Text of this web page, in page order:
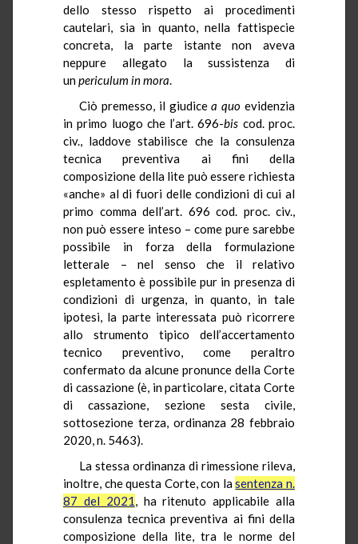
dello stesso rispetto ai procedimenti
cautelari, sia in quanto, nella fattispecie
concreta, la parte istante non aveva
neppure allegato la sussistenza di
unpericulum in mora.
Ciò premesso, il giudicea quo evidenzia
in primo luogo che l’art. 696-bis cod. proc.
civ., laddove stabilisce che la consulenza
tecnica preventiva ai fini della
composizione della lite può essere richiesta
«anche» al di fuori delle condizioni di cui al
primo comma dell’art. 696 cod. proc. civ.,
non può essere inteso – come pure sarebbe
possibile in forza della formulazione
letterale – nel senso che il relativo
espletamento è possibile pur in presenza di
condizioni di urgenza, in quanto, in tale
ipotesi, la parte interessata può ricorrere
allo strumento tipico dell’accertamento
tecnico preventivo, come peraltro
confermato da alcune pronunce della Corte
di cassazione (è, in particolare, citata Corte
di cassazione, sezione sesta civile,
sottosezione terza, ordinanza 28 febbraio
2020, n. 5463).
La stessa ordinanza di rimessione rileva,
inoltre, che questa Corte, con lasentenza n.
87 del 2021, ha ritenuto applicabile alla
consulenza tecnica preventiva ai fini della
composizione della lite, tra le norme del